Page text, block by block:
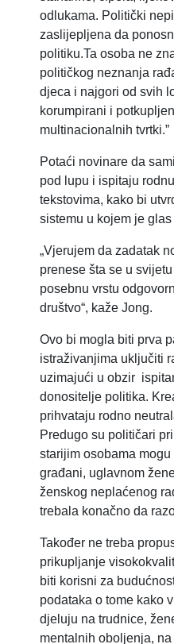
odlukama. Politički
zaslijepljena da
politiku.Ta osoba ne
političkog neznanja
djeca i najgori od svih
korumpirani i
multinacionalnih tvrtki.”
Potaći novinare da
pod lupu i ispitaju
tekstovima, kako bi
sistemu u kojem je
„Vjerujem da zadatak
prenese šta se u
posebnu vrstu
društvo“, kaže Jong.
Ovo bi mogla biti prva
istraživanjima uključiti
uzimajući u obzir
donositelje politika.
prihvataju rodno
Predugo su političari
starijim osobama mogu
građani, uglavnom
ženskog neplaćenog
trebala konačno da
Također ne treba
prikupljanje
biti korisni za
podataka o tome kako
djeluju na trudnice,
mentalnih oboljenja,